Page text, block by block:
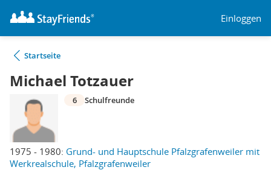
Einloggen
Startseite
Michael Totzauer
1975 - 1980: Grund- und Hauptschule Pfalzgrafenweiler mit
Werkrealschule, Pfalzgrafenweiler
6 Schulfreunde